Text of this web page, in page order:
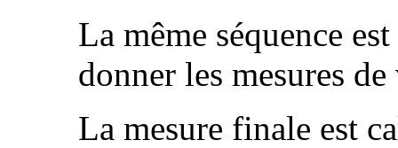
La même séquence
donner les mesures
La mesure finale est